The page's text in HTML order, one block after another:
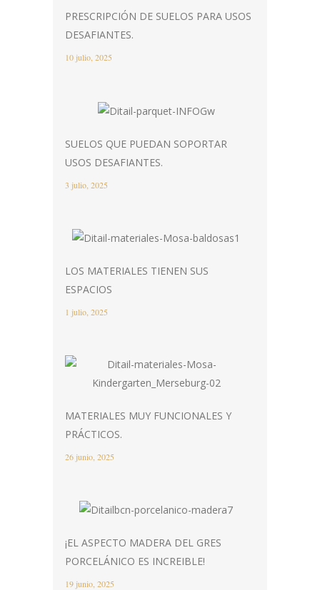
PRESCRIPCIÓN DE SUELOS PARA USOS
DESAFIANTES.
10 julio, 2025
SUELOS QUE PUEDAN SOPORTAR
USOS DESAFIANTES.
3 julio, 2025
LOS MATERIALES TIENEN SUS
ESPACIOS
1 julio, 2025
MATERIALES MUY FUNCIONALES Y
PRÁCTICOS.
26 junio, 2025
¡EL ASPECTO MADERA DEL GRES
PORCELÁNICO ES INCREIBLE!
19 junio, 2025